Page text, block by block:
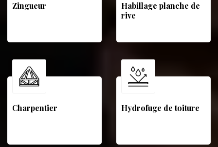
Zingueur
Habillage planche de
rive
Charpentier Hydrofuge de toiture